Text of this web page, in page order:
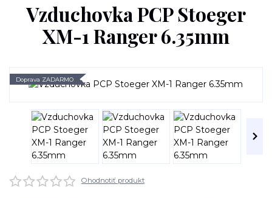
Vzduchovka PCP Stoeger
XM-1 Ranger 6.35mm
Doprava ZADARMO
Ohodnotiť produkt